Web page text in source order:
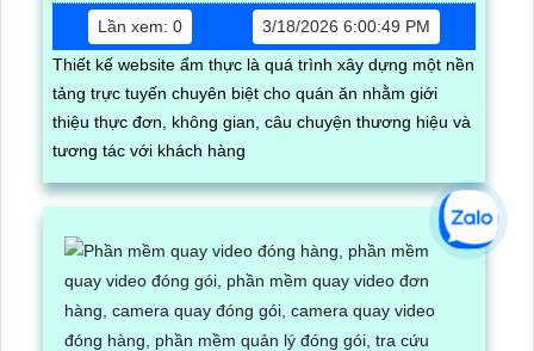
Lần xem: 0
3/18/2026 6:00:49 PM
Thiết kế website ẩm thực là quá trình xây dựng một nền
tảng trực tuyến chuyên biệt cho quán ăn nhằm giới
thiệu thực đơn, không gian, câu chuyện thương hiệu và
tương tác với khách hàng